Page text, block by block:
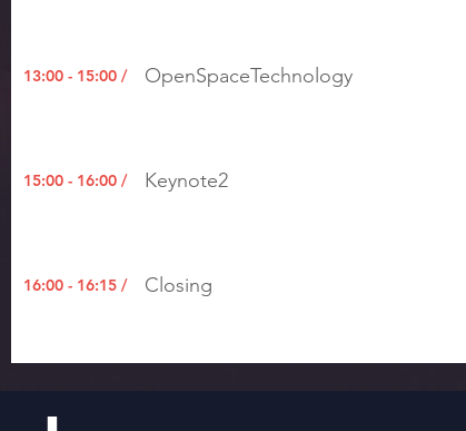
13:00 - 15:00 / OpenSpaceTechnology
15:00 - 16:00 / Keynote2
16:00 - 16:15 / Closing